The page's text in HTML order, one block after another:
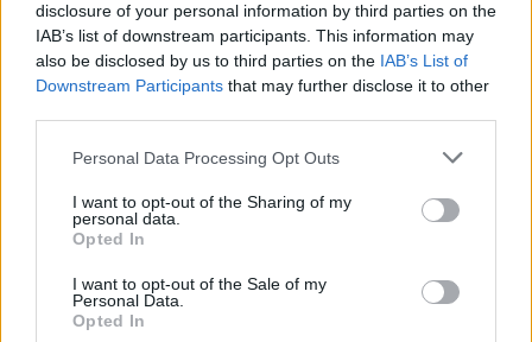
disclosure of your personal information by third parties on the
IAB’s list of downstream participants. This information may
also be disclosed by us to third parties on the IAB’s List of
Downstream Participants that may further disclose it to other
Personal Data Processing Opt Outs
I want to opt-out of the Sharing of my
personal data.
Opted In
I want to opt-out of the Sale of my
Personal Data.
Opted In
Cómo ir desde Sant+pol+de+mar+barcelona a
Pineda+de+mar+girona